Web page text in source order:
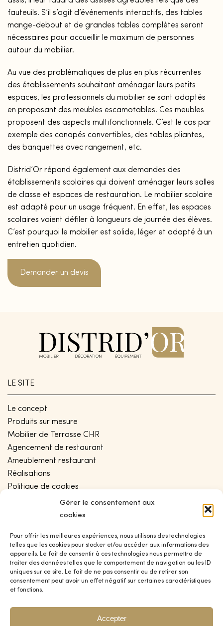
Gérer le consentement aux
cookies
Pour offrir les meilleures expériences, nous utilisons des technologies
telles que les cookies pour stocker et/ou accéder aux informations des
appareils. Le fait de consentir à ces technologies nous permettra de
traiter des données telles que le comportement de navigation ou les ID
uniques sur ce site. Le fait de ne pas consentir ou de retirer son
consentement peut avoir un effet négatif sur certaines caractéristiques
et fonctions.
Accepter
fauteuils. S’il s’agit d’événements interactifs, des tables
mange-debout et de grandes tables complètes seront
nécessaires pour accueillir le maximum de personnes
autour du mobilier.
Au vue des problématiques de plus en plus récurrentes
des établissements souhaitant aménager leurs petits
espaces, les professionnels du mobilier se sont adaptés
en proposant des meubles escamotables. Ces meubles
proposent des aspects multifonctionnels. C’est le cas par
exemple des canapés convertibles, des tables pliantes,
des banquettes avec rangement, etc.
Distrid’Or répond également aux demandes des
établissements scolaires qui doivent aménager leurs salles
de classe et espaces de restauration. Le mobilier scolaire
est adapté pour un usage fréquent. En effet, les espaces
scolaires voient défiler à longueurs de journée des élèves.
C’est pourquoi le mobilier est solide, léger et adapté à un
entretien quotidien.
Demander un devis
LE SITE
Le concept
Produits sur mesure
Mobilier de Terrasse CHR
Agencement de restaurant
Ameublement restaurant
Réalisations
Politique de cookies
Conditions générales de vente
Politique de confidentialité
CONTACT
Blog
Contact
Devis